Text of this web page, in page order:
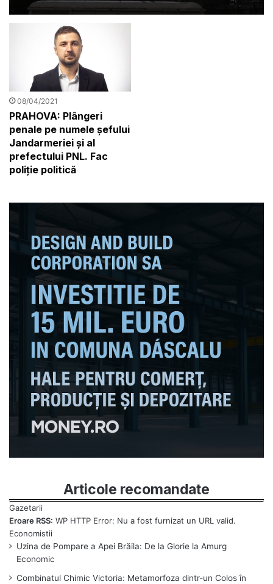
08/04/2021
PRAHOVA: Plângeri
penale pe numele șefului
Jandarmeriei și al
prefectului PNL. Fac
poliție politică
Articole recomandate
Eroare RSS: WP HTTP Error: Nu a fost furnizat un URL valid.
Uzina de Pompare a Apei Brăila: De la Glorie la Amurg
Economic
Combinatul Chimic Victoria: Metamorfoza dintr-un Colos în